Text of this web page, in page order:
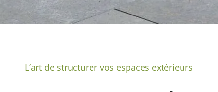
L’art de structurer vos espaces extérieurs